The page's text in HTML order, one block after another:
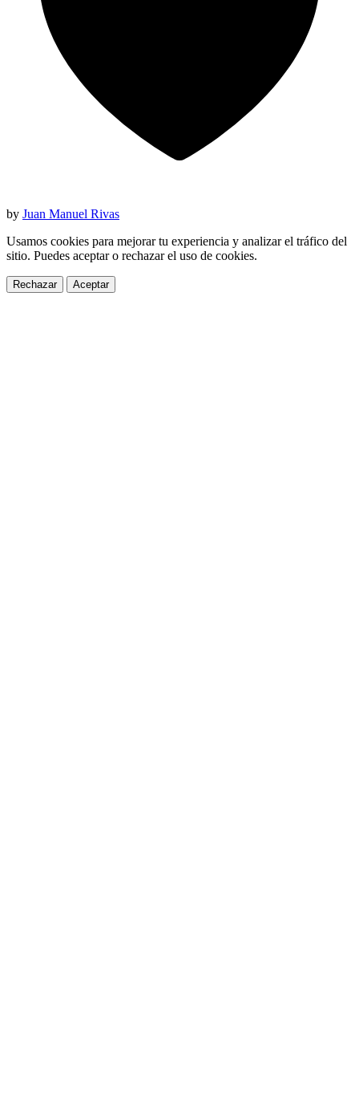
by Juan Manuel Rivas
Usamos cookies para mejorar tu experiencia y analizar el tráfico del
sitio. Puedes aceptar o rechazar el uso de cookies.
Rechazar Aceptar